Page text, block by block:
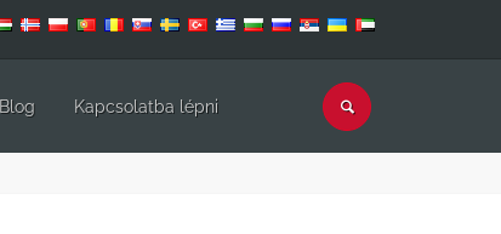
Blog Kapcsolatba lépni